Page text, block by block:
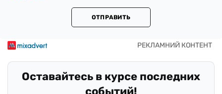
ОТПРАВИТЬ
Оставайтесь в курсе последних
событий!